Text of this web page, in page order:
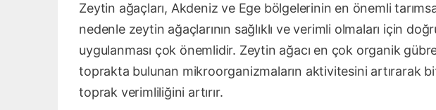
Zeytin ağaçları, Akdeniz ve Ege bölgelerinin en önemli
nedenle zeytin ağaçlarının sağlıklı ve verimli olmaları için
uygulanması çok önemlidir. Zeytin ağacı en çok organik
toprakta bulunan mikroorganizmaların aktivitesini artırarak
toprak verimliliğini artırır.